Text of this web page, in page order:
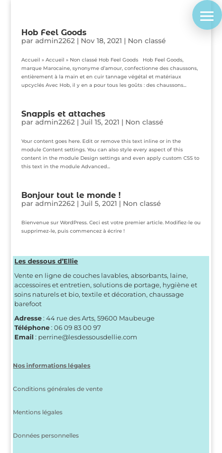
Hob Feel Goods
par admin2262| Nov 18, 2021 | Non classé
Accueil » Accueil » Non classé Hob Feel Goods Hob Feel Goods,
marque Marocaine, synonyme d’amour, confectionne des chaussons,
entièrement à la main et en cuir tannage végétal et matériaux
upcyclés Avec Hob, il y en a pour tous les goûts : des chaussons...
Snappis et attaches
par admin2262| Juil 15, 2021 | Non classé
Your content goes here. Edit or remove this text inline or in the
module Content settings. You can also style every aspect of this
content in the module Design settings and even apply custom CSS to
this text in the module Advanced...
Bonjour tout le monde !
par admin2262| Juil 5, 2021 | Non classé
Bienvenue sur WordPress. Ceci est votre premier article. Modifiez-le ou
supprimez-le, puis commencez à écrire !
Les dessous d’Ellie
Vente en ligne de couches lavables, absorbants, laine,
accessoires et entretien, solutions de portage, hygiène et
soins naturels et bio, textile et décoration, chaussage
barefoot
Adresse: 44 rue des Arts, 59600 Maubeuge
Téléphone: 06 09 83 00 97
Email : perrine@lesdessousdellie.com
Nos informations légales
Conditions générales de vente
Mentions légales
Données personnelles